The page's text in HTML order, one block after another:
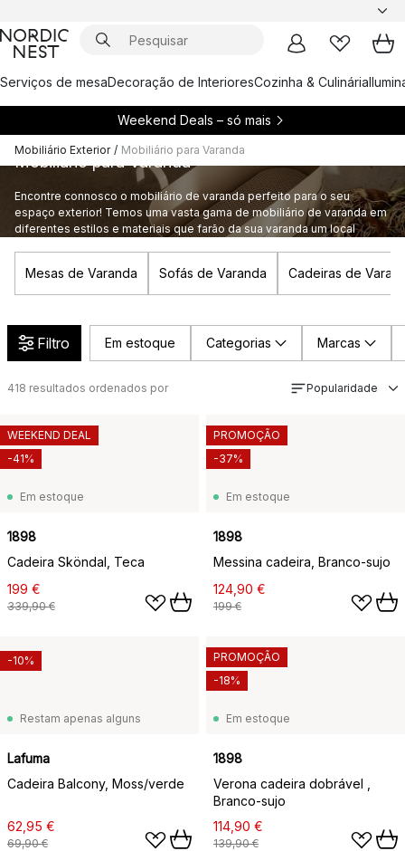
Serviços de mesaDecoração de InterioresCozinha & Culinária
Weekend Deals – só mais
Mobiliário Exterior / Mobiliário para Varanda
Mobiliário para Varanda
Encontre connosco o mobiliário de varanda perfeito para o seu
espaço exterior! Temos uma vasta gama de mobiliário de varanda em
diferentes estilos e materiais que farão da sua varanda um local
Mesas de Varanda Sofás de Varanda Cadeiras de
Filtro Em estoque Categorias Marcas
418 resultados ordenados por Popularidade
Em estoque
1898
Cadeira Sköndal, Teca
199 €
339,90 €
WEEKEND DEAL
-41%
Em estoque
1898
Messina cadeira, Branco-sujo
124,90 €
199 €
PROMOÇÃO
-37%
Restam apenas alguns
Lafuma
Cadeira Balcony, Moss/verde
62,95 €
69,90 €
-10%
Em estoque
1898
Verona cadeira dobrável ,
Branco-sujo
114,90 €
139,90 €
PROMOÇÃO
-18%